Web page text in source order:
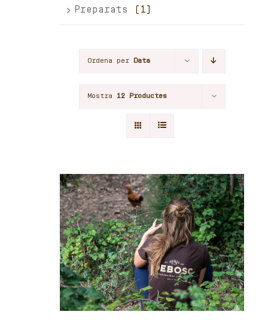
Preparats (1)
Ordena per Data
Mostra 12 Productes